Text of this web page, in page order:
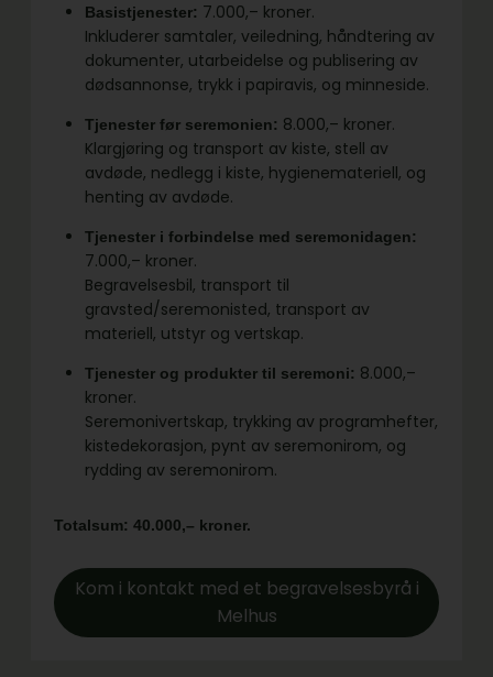
Basistjenester: 7.000,– kroner.
Inkluderer samtaler, veiledning, håndtering av
dokumenter, utarbeidelse og publisering av
dødsannonse, trykk i papiravis, og minneside.
Tjenester før seremonien: 8.000,– kroner.
Klargjøring og transport av kiste, stell av
avdøde, nedlegg i kiste, hygienemateriell, og
henting av avdøde.
Tjenester i forbindelse med seremonidagen:
7.000,– kroner.
Begravelsesbil, transport til
gravsted/seremonisted, transport av
materiell, utstyr og vertskap.
Tjenester og produkter til seremoni: 8.000,–
kroner.
Seremonivertskap, trykking av programhefter,
kistedekorasjon, pynt av seremonirom, og
rydding av seremonirom.
Totalsum: 40.000,– kroner.
Kom i kontakt med et begravelsesbyrå i
Melhus